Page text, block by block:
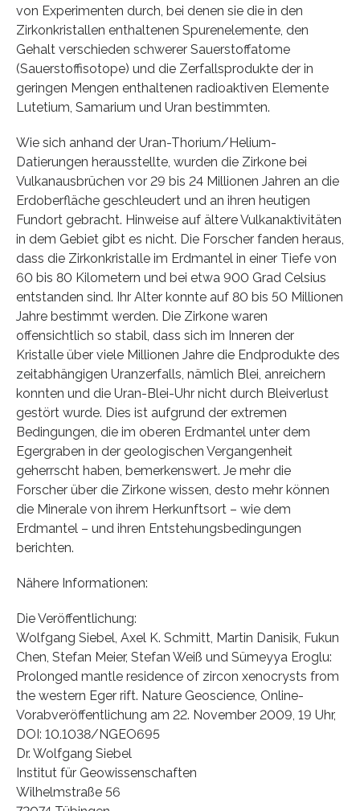
von Experimenten durch, bei denen sie die in den
Zirkonkristallen enthaltenen Spurenelemente, den
Gehalt verschieden schwerer Sauerstoffatome
(Sauerstoffisotope) und die Zerfallsprodukte der in
geringen Mengen enthaltenen radioaktiven Elemente
Lutetium, Samarium und Uran bestimmten.
Wie sich anhand der Uran-Thorium/Helium-
Datierungen herausstellte, wurden die Zirkone bei
Vulkanausbrüchen vor 29 bis 24 Millionen Jahren an die
Erdoberfläche geschleudert und an ihren heutigen
Fundort gebracht. Hinweise auf ältere Vulkanaktivitäten
in dem Gebiet gibt es nicht. Die Forscher fanden heraus,
dass die Zirkonkristalle im Erdmantel in einer Tiefe von
60 bis 80 Kilometern und bei etwa 900 Grad Celsius
entstanden sind. Ihr Alter konnte auf 80 bis 50 Millionen
Jahre bestimmt werden. Die Zirkone waren
offensichtlich so stabil, dass sich im Inneren der
Kristalle über viele Millionen Jahre die Endprodukte des
zeitabhängigen Uranzerfalls, nämlich Blei, anreichern
konnten und die Uran-Blei-Uhr nicht durch Bleiverlust
gestört wurde. Dies ist aufgrund der extremen
Bedingungen, die im oberen Erdmantel unter dem
Egergraben in der geologischen Vergangenheit
geherrscht haben, bemerkenswert. Je mehr die
Forscher über die Zirkone wissen, desto mehr können
die Minerale von ihrem Herkunftsort – wie dem
Erdmantel – und ihren Entstehungsbedingungen
berichten.
Nähere Informationen:
Die Veröffentlichung:
Wolfgang Siebel, Axel K. Schmitt, Martin Danisik, Fukun
Chen, Stefan Meier, Stefan Weiß und Sümeyya Eroglu:
Prolonged mantle residence of zircon xenocrysts from
the western Eger rift. Nature Geoscience, Online-
Vorabveröffentlichung am 22. November 2009, 19 Uhr,
DOI: 10.1038/NGEO695
Dr. Wolfgang Siebel
Institut für Geowissenschaften
Wilhelmstraße 56